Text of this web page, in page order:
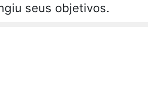
seus objetivos.